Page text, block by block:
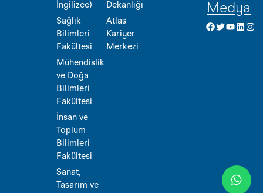
İngilizce)
Sağlık
Bilimleri
Fakültesi
Mühendislik
ve Doğa
Bilimleri
Fakültesi
İnsan ve
Toplum
Bilimleri
Fakültesi
Sanat,
Tasarım ve
Dekanlığı
Atlas
Kariyer
Merkezi
Medya